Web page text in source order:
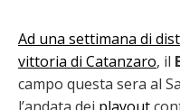
Ad una settimana di
vittoria di Catanzaro, il
campo questa sera al